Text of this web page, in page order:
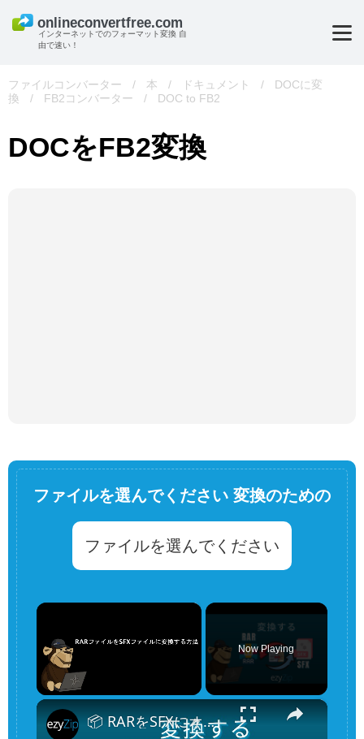
インターネットでのフォーマット変換 自
由で速い！
ファイルコンバーター / 本 / ドキュメント /
DOCに変
換
/ FB2コンバーター / DOC to FB2
DOCをFB2変換
ファイルを選んでください 変換のための
ファイルを選んでください
×
Now Playing
×
📦 RARをSFXにオンラインで無料変換する方法 | ソフトウェアのインストール不要